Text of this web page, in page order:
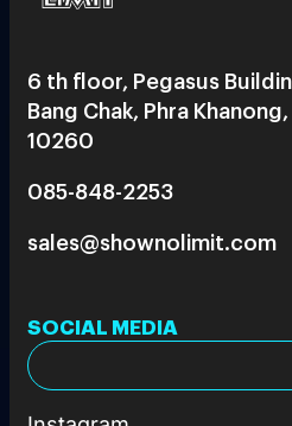
6 th floor, Pegasus
Bang Chak, Phra
10260
085-848-2253
sales@shownolimit.com
SOCIAL MEDIA